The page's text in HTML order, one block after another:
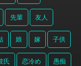
先輩 友人
娘 嫁 子供
氏 恋冷め 愚痴